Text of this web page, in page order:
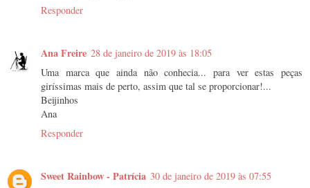
Responder
Ana Freire 28 de janeiro de 2019 às 18:05
Uma marca que ainda não conhecia... para ver estas peças
giríssimas mais de perto, assim que tal se proporcionar!...
Beijinhos
Ana
Responder
Sweet Rainbow - Patrícia 30 de janeiro de 2019 às 07:55